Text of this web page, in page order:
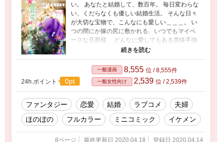
い。 あなたと結婚して、数百年。 毎日変わらな
い、くだらなくも優しい結婚生活。 そんな日々
が大切な宝物で、こんなにも愛しい＿＿＿。 い
つの間にか嫁の尻に敷かれる、いつでもマイペ
ースな旦那様、 どんなに愛してもある意味手強
い不思議ちゃんな嫁、 そんな凸凹夫婦に振り回
る、とても平和な日常系ラブコメファンタジ
ー。 たまに夫婦の可愛い愛娘が、嵐を呼
ぶ……？ 各話2～3ページのミニコミック形式の
物語です。
24h.ポイント 0pt
一般漫画 8,555 位 / 8,555件
一般女性向け 2,539 位 / 2,539件
ファンタジー 恋愛 結婚 ラブコメ
夫婦
ほのぼの
フルカラー ミニコミック イケメン
8ページ 最終更新日 2020.04.18 登録日 2020.04.14